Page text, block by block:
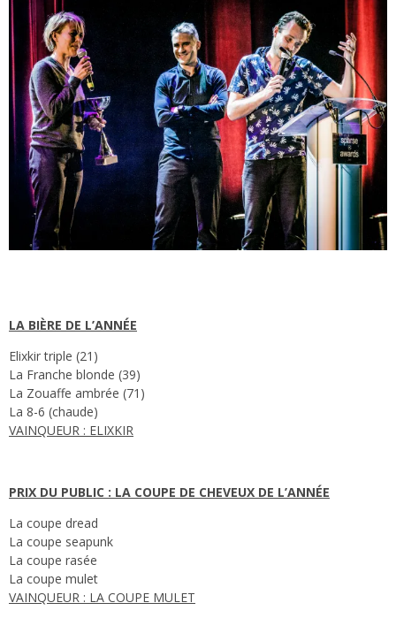
LA BIÈRE DE L’ANNÉE
Elixkir triple (21)
La Franche blonde (39)
La Zouaffe ambrée (71)
La 8-6 (chaude)
VAINQUEUR : ELIXKIR
PRIX DU PUBLIC : LA COUPE DE CHEVEUX DE L’ANNÉE
La coupe dread
La coupe seapunk
La coupe rasée
La coupe mulet
VAINQUEUR : LA COUPE MULET